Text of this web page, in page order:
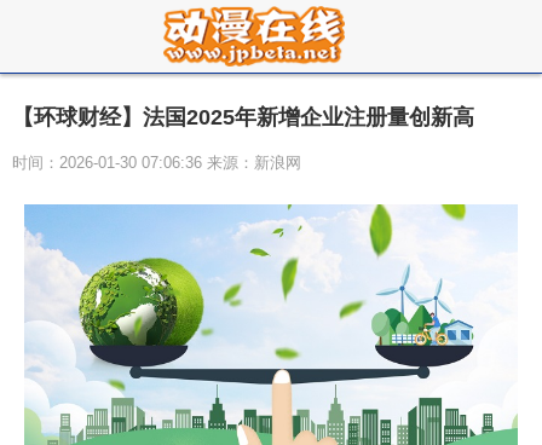
【环球财经】法国2025年新增企业注册量创新高
时间：2026-01-30 07:06:36 来源：新浪网